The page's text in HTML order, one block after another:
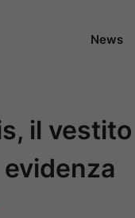
News
il
evidenza